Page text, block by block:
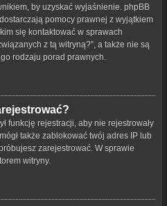
by uzyskać wyjaśnienie. phpBB
pomocy prawnej z wyjątkiem
się kontaktować w sprawach
z tą witryną?”, a także nie są
rodzaju porad prawnych.
funkcję rejestracji, aby nie rejestrowały
także zablokować twój adres IP lub
zarejestrować. W sprawie
witryny.